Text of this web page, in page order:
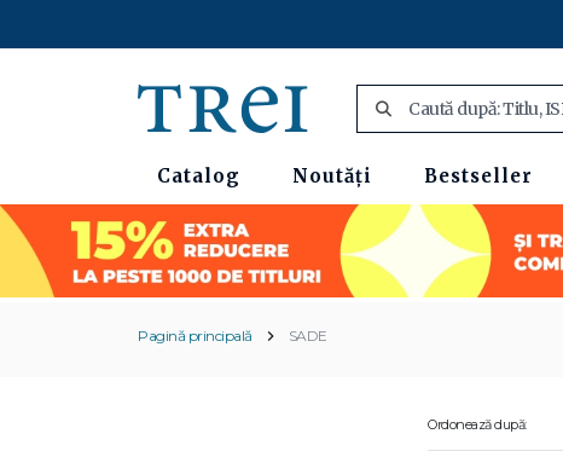
Catalog Noutăți Bestseller
Pagină principală SADE
Ordonează după: